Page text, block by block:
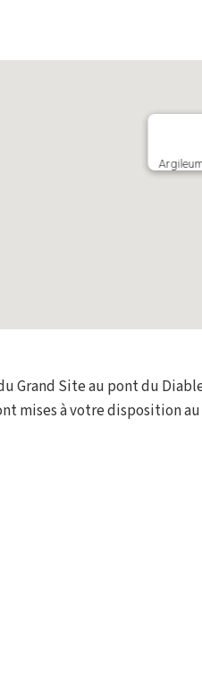
Grand Site au pont du
mises à votre disposition